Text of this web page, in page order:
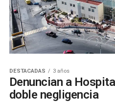
DESTACADAS 3 años
Denuncian a
doble negligencia